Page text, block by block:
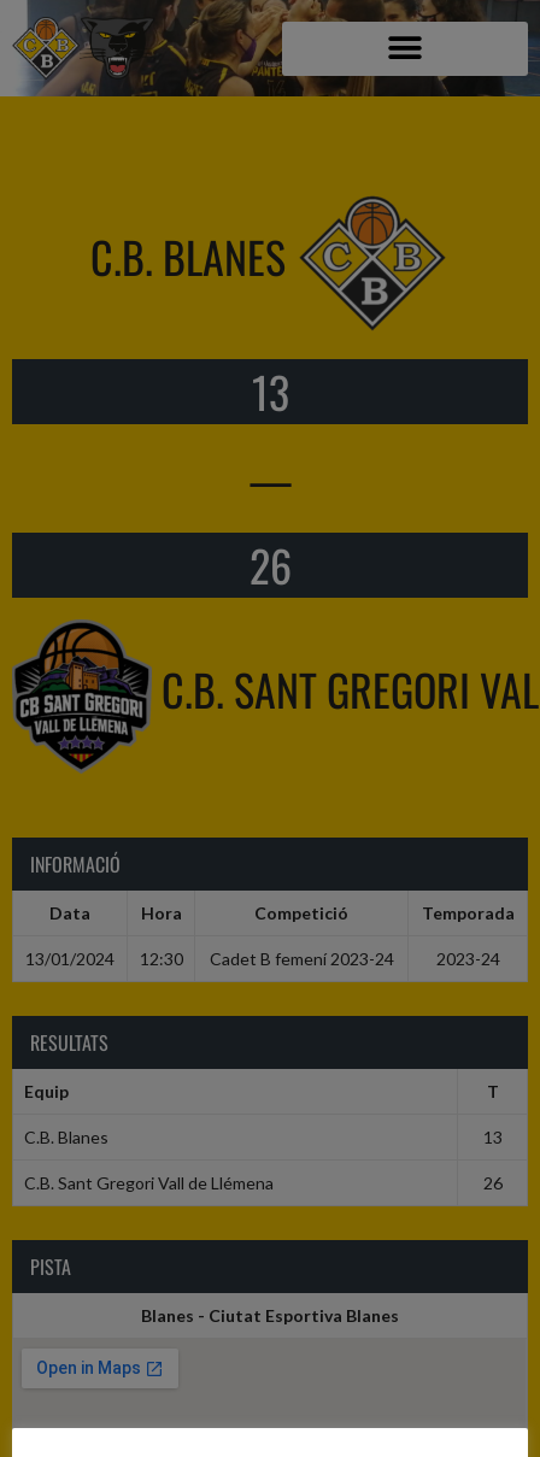
C.B. BLANES
13
—
26
C.B. SANT GREGORI
INFORMACIÓ
Data Hora Competició Temporada
13/01/2024 12:30 Cadet B femení 2023-24 2023-24
RESULTATS
Equip T
C.B. Blanes 13
C.B. Sant Gregori Vall de Llémena 26
PISTA
Blanes - Ciutat Esportiva Blanes